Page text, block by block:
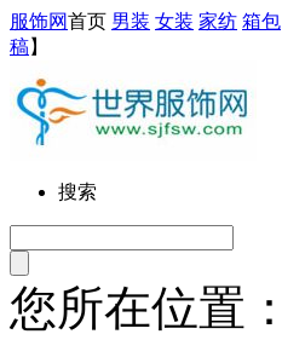
服饰网首页 男装 女装 家纺 箱包
稿】
搜索
您所在位置：